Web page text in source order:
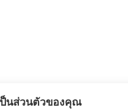
ป็นส่วนตัวของคุณ